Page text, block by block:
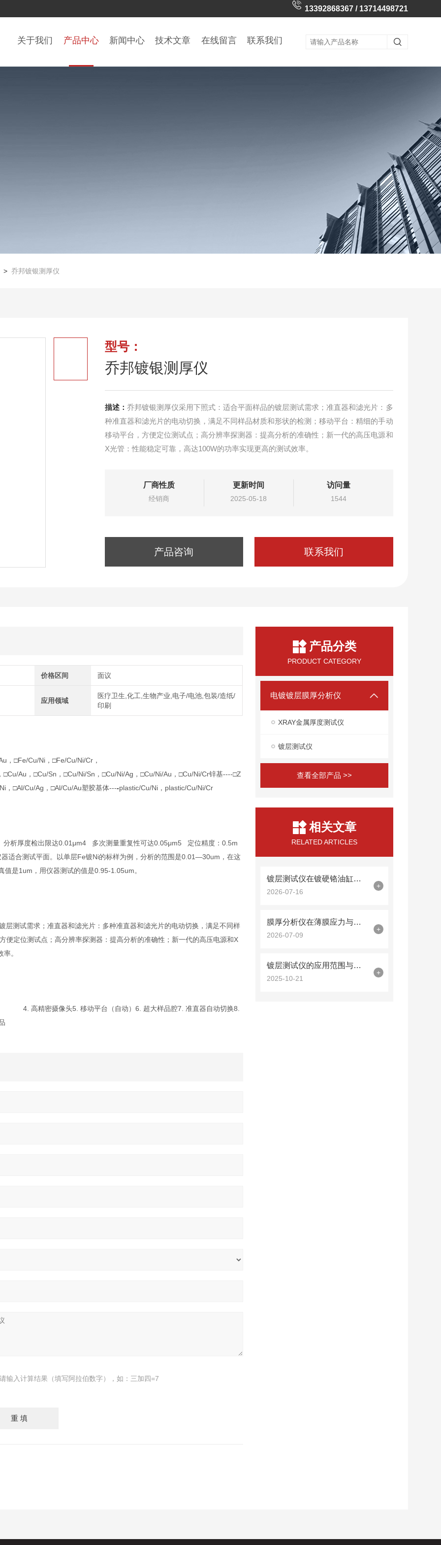
13392868367 / 13714498721
关于我们 产品中心 新闻中心 技术文章 在线留言 联系我们
>乔邦镀银测厚仪
型号：
乔邦镀银测厚仪
描述： 乔邦镀银测厚仪采用下照式：适合平面样品的镀层测试需求；准直器和滤光片：多
种准直器和滤光片的电动切换，满足不同样品材质和形状的检测；移动平台：精细的手动
移动平台，方便定位测试点；高分辨率探测器：提高分析的准确性；新一代的高压电源和
X光管：性能稳定可靠，高达100W的功率实现更高的测试效率。
厂商性质
经销商
更新时间
2025-05-18
访问量
1544
产品咨询 联系我们
价格区间 面议
应用领域
医疗卫生,化工,生物产业,电子/电池,包装/造纸/
印刷
Au，□Fe/Cu/Ni，□Fe/Cu/Ni/Cr，
□Cu/Au，□Cu/Sn，□Cu/Ni/Sn，□Cu/Ni/Ag，□Cu/Ni/Au，□Cu/Ni/Cr锌基----□Z
，□Al/Cu/Ag，□Al/Cu/Au塑胶基体----plastic/Cu/Ni，plastic/Cu/Ni/Cr
析厚度检出限达0.01μm4 多次测量重复性可达0.05μm5 定位精度：0.5m
器适合测试平面。以单层Fe镀Ni的标样为例，分析的范围是0.01—30um，在这
是1um，用仪器测试的值是0.95-1.05um。
层测试需求；准直器和滤光片：多种准直器和滤光片的电动切换，满足不同样
便定位测试点；高分辨率探测器：提高分析的准确性；新一代的高压电源和X
。
器:4. 高精密摄像头5. 移动平台（自动）6. 超大样品腔7. 准直器自动切换8.
请输入计算结果（填写阿拉伯数字），如：三加四=7
产品分类
PRODUCT CATEGORY
电镀镀层膜厚分析仪
XRAY金属厚度测试仪
镀层测试仪
查看全部产品 >>
相关文章
RELATED ARTICLES
镀层测试仪在镀硬铬油缸内壁厚度检测中的内窥镜探头集成技术
2026-07-16
+
膜厚分析仪在薄膜应力与厚度同步测量中的曲率半径法应用
2026-07-09
+
镀层测试仪的应用范围与技术优势概述
2025-10-21
+